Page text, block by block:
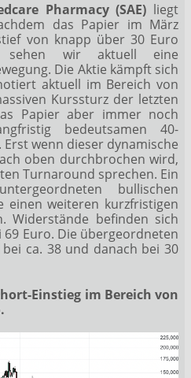
Pharmacy (SAE) liegt
das Papier im März
von knapp über 30 Euro
sehen wir aktuell eine
Die Aktie kämpft sich
aktuell im Bereich von
Kurssturz der letzten
Papier aber immer noch
bedeutsamen 40-
wenn dieser dynamische
oben durchbrochen wird,
Turnaround sprechen. Ein
bullischen
einen weiteren kurzfristigen
Widerstände befinden sich
Euro. Die übergeordneten
ca. 38 und danach bei 30
Einstieg im Bereich von